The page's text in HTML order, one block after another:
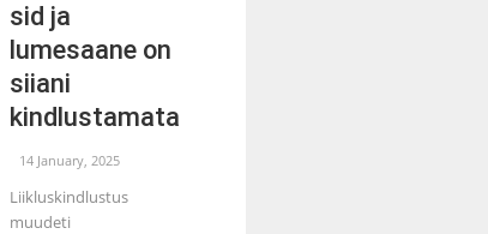
sid ja
lumesaane on
siiani
kindlustamata
14 January, 2025
Liikluskindlustus
muudeti